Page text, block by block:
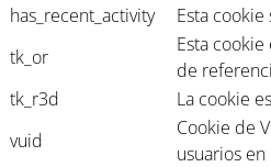
has_recent_activity
Esta
tk_or
Esta
de
tk_r3d
La cookie
vuid
Cookie de
usuarios